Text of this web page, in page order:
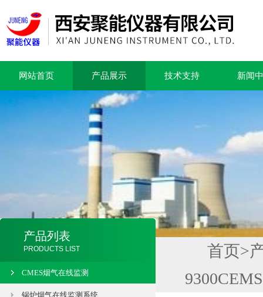
网站首页 产品展示 技术支持 新闻
产品列表
PRODUCTS LIST
CMES烟气在线监测
锅炉烟气在线监测系统
首页>